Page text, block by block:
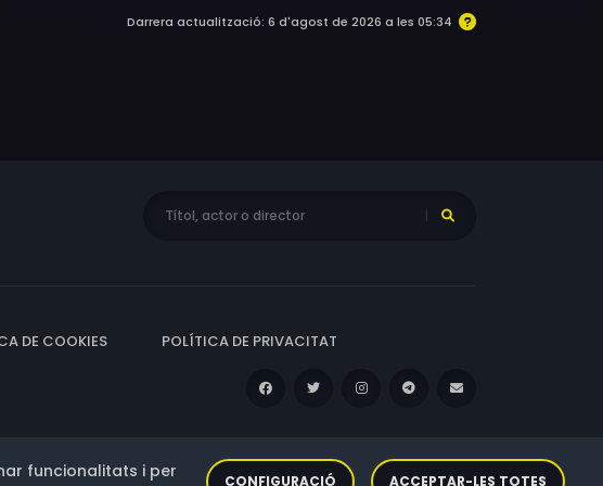
Darrera actualització: 6 d'agost de 2026 a les 05:34
DE COOKIES POLÍTICA DE PRIVACITAT
funcionalitats i per
CONFIGURACIÓ ACCEPTAR-LES TOTES